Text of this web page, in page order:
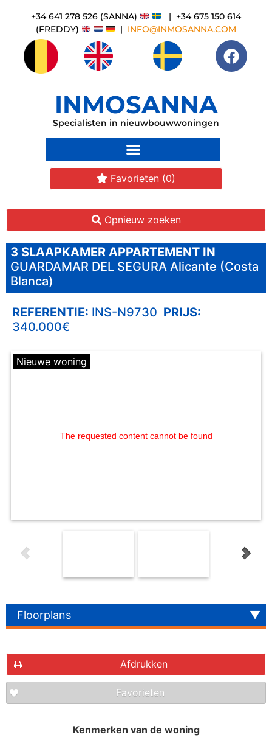
+34 641 278 526 (SANNA)
| +34 675 150 614
(FREDDY)
| INFO@INMOSANNA.COM
INMOSANNA
Specialisten in nieuwbouwwoningen
Favorieten (0)
Opnieuw zoeken
3 SLAAPKAMER APPARTEMENT IN
GUARDAMAR DEL SEGURA Alicante (Costa
Blanca)
REFERENTIE: INS-N9730 PRIJS:
340.000€
Nieuwe woning
The requested content cannot be found
Floorplans
Afdrukken
Favorieten
Kenmerken van de woning